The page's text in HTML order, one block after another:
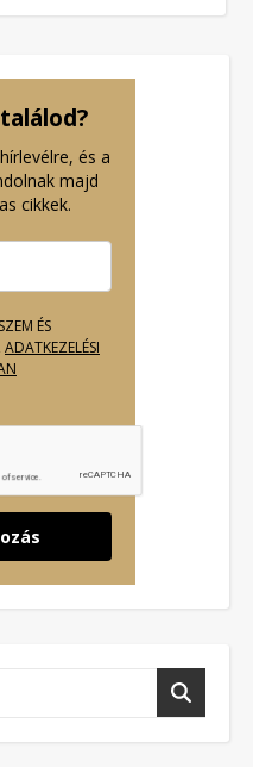
és a
majd
cikkek.
ÉS
ADATKEZELÉSI